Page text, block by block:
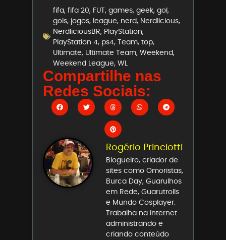
fifa, fifa 20, FUT, games, geek, gol,
gols, jogos, league, nerd, Nerdlicious,
NerdliciousBR, PlayStation,
PlayStation 4, ps4, Team, top,
Ultimate, Ultimate Team, Weekend,
Weekend League, WL
Compartilhe nas
Redes Sociais:
Rogério Princiotti
Blogueiro, criador de
sites como Omoristas,
Burca Day, Guarulhos
em Rede, Guarutrolls
e Mundo Cosplayer.
Trabalha na internet
administrando e
criando conteúdo